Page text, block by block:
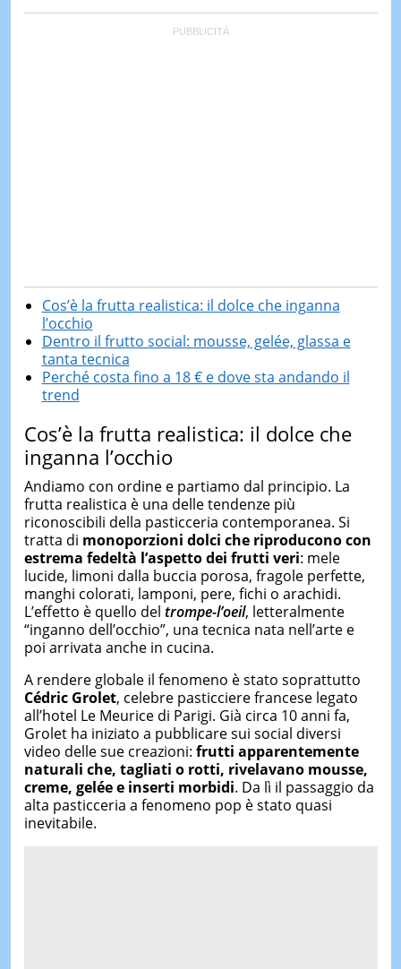
Cos’è la frutta realistica: il dolce che inganna
l’occhio
Dentro il frutto social: mousse, gelée, glassa e
tanta tecnica
Perché costa fino a 18 € e dove sta andando il
trend
Cos’è la frutta realistica: il dolce che
inganna l’occhio
Andiamo con ordine e partiamo dal principio. La
frutta realistica è una delle tendenze più
riconoscibili della pasticceria contemporanea. Si
tratta di monoporzioni dolci che riproducono con
estrema fedeltà l’aspetto dei frutti veri: mele
lucide, limoni dalla buccia porosa, fragole perfette,
manghi colorati, lamponi, pere, fichi o arachidi.
L’effetto è quello del trompe-l’oeil, letteralmente
“inganno dell’occhio”, una tecnica nata nell’arte e
poi arrivata anche in cucina.
A rendere globale il fenomeno è stato soprattutto
Cédric Grolet, celebre pasticciere francese legato
all’hotel Le Meurice di Parigi. Già circa 10 anni fa,
Grolet ha iniziato a pubblicare sui social diversi
video delle sue creazioni: frutti apparentemente
naturali che, tagliati o rotti, rivelavano mousse,
creme, gelée e inserti morbidi. Da lì il passaggio da
alta pasticceria a fenomeno pop è stato quasi
inevitabile.